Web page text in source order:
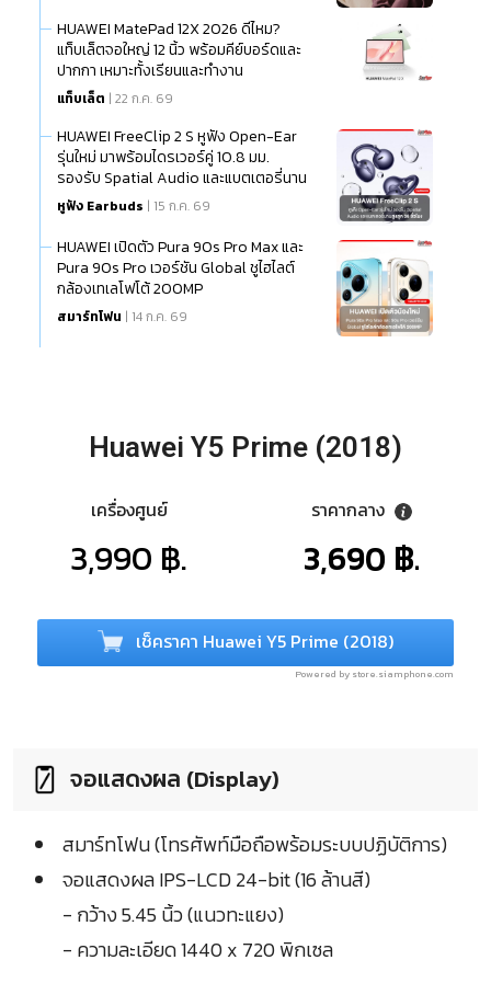
HUAWEI MatePad 12X 2026 ดีไหม?
แท็บเล็ตจอใหญ่ 12 นิ้ว พร้อมคีย์บอร์ดและ
ปากกา เหมาะทั้งเรียนและทำงาน
แท็บเล็ต | 22 ก.ค. 69
HUAWEI FreeClip 2 S หูฟัง Open-Ear
รุ่นใหม่ มาพร้อมไดรเวอร์คู่ 10.8 มม.
รองรับ Spatial Audio และแบตเตอรี่นาน
สูงสุด 38 ชั่วโมง
หูฟัง Earbuds | 15 ก.ค. 69
HUAWEI เปิดตัว Pura 90s Pro Max และ
Pura 90s Pro เวอร์ชัน Global ชูไฮไลต์
กล้องเทเลโฟโต้ 200MP
สมาร์ทโฟน | 14 ก.ค. 69
Huawei Y5 Prime (2018)
เครื่องศูนย์
3,990 ฿.
ราคากลาง
3,690 ฿.
เช็คราคา Huawei Y5 Prime (2018)
Powered by store.siamphone.com
จอแสดงผล (Display)
สมาร์ทโฟน (โทรศัพท์มือถือพร้อมระบบปฏิบัติการ)
จอแสดงผล IPS-LCD 24-bit (16 ล้านสี)
- กว้าง 5.45 นิ้ว (แนวทะแยง)
- ความละเอียด 1440 x 720 พิกเซล